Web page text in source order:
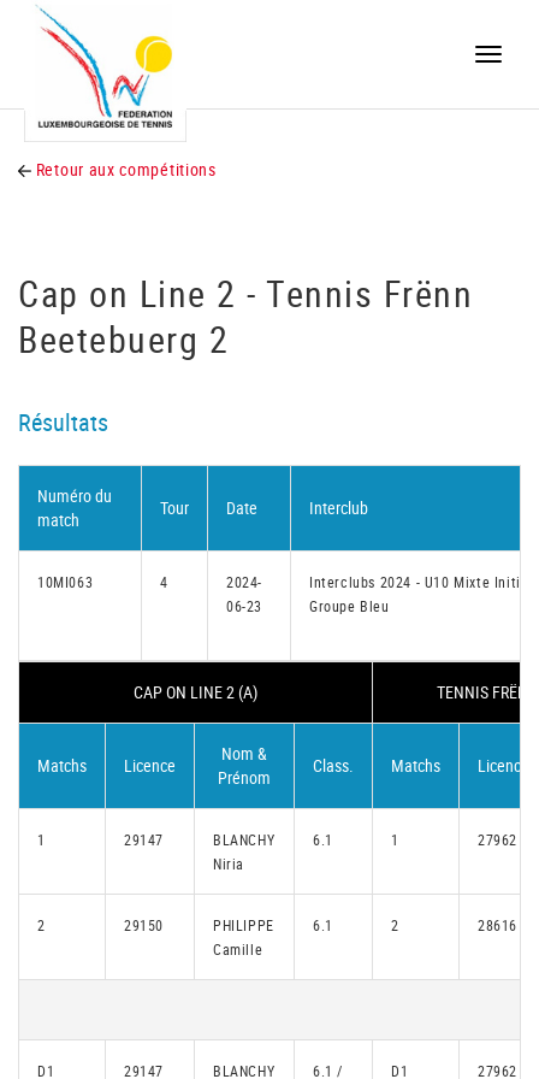
Toggle
Retour aux compétitions
Cap on Line 2 - Tennis Frënn
Beetebuerg 2
Résultats
Numéro du
match
Tour Date Interclub
10MI063 4
2024-
06-23
Interclubs 2024 - U10 Mixte Initiés
Groupe Bleu
CAP ON LINE 2 (A) TENNIS
Matchs Licence
Nom &
Prénom
Class. Matchs Licence
1 29147
BLANCHY
Niria
6.1 1 27962
2 29150
PHILIPPE
Camille
6.1 2 28616
D1 29147
BLANCHY
6.1 /
D1 27962